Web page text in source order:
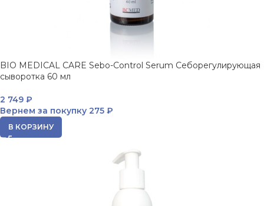
BIO MEDICAL CARE Sebo-Control Serum Себорегулирующая
сыворотка 60 мл
2 749 ₽
Вернем за покупку 275 ₽
В КОРЗИНУ